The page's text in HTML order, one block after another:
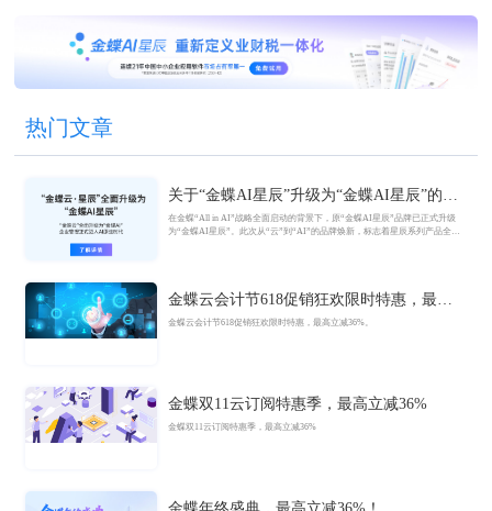
热门文章
关于“金蝶AI星辰”升级为“金蝶AI星辰”的官
方公告
在金蝶“All in AI”战略全面启动的背景下，原“金蝶AI星辰”品牌已正式升级
为“金蝶AI星辰”。此次从“云”到“AI”的品牌焕新，标志着星辰系列产品全面
金蝶云会计节618促销狂欢限时特惠，最高
立减36%
金蝶云会计节618促销狂欢限时特惠，最高立减36%。
金蝶双11云订阅特惠季，最高立减36%
金蝶双11云订阅特惠季，最高立减36%